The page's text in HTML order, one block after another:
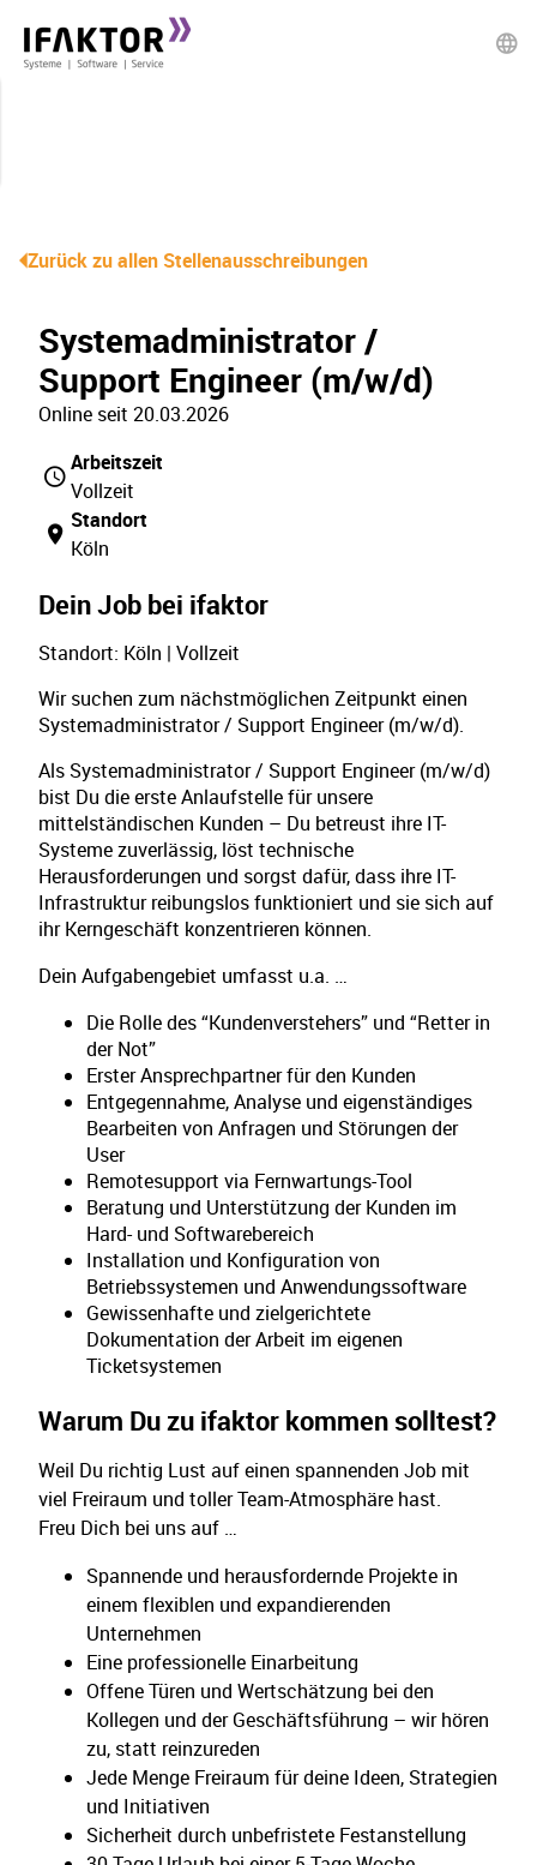
Zurück zu allen Stellenausschreibungen
Systemadministrator /
Support Engineer (m/w/d)
Online seit 20.03.2026
Arbeitszeit
Vollzeit
Standort
Köln
Dein Job bei ifaktor
Standort: Köln | Vollzeit
Wir suchen zum nächstmöglichen Zeitpunkt einen
Systemadministrator / Support Engineer (m/w/d).
Als Systemadministrator / Support Engineer (m/w/d)
bist Du die erste Anlaufstelle für unsere
mittelständischen Kunden – Du betreust ihre IT-
Systeme zuverlässig, löst technische
Herausforderungen und sorgst dafür, dass ihre IT-
Infrastruktur reibungslos funktioniert und sie sich auf
ihr Kerngeschäft konzentrieren können.
Dein Aufgabengebiet umfasst u.a. …
Die Rolle des “Kundenverstehers” und “Retter in
der Not”
Erster Ansprechpartner für den Kunden
Entgegennahme, Analyse und eigenständiges
Bearbeiten von Anfragen und Störungen der
User
Remotesupport via Fernwartungs-Tool
Beratung und Unterstützung der Kunden im
Hard- und Softwarebereich
Installation und Konfiguration von
Betriebssystemen und Anwendungssoftware
Gewissenhafte und zielgerichtete
Dokumentation der Arbeit im eigenen
Ticketsystemen
Warum Du zu ifaktor kommen solltest?
Weil Du richtig Lust auf einen spannenden Job mit
viel Freiraum und toller Team-Atmosphäre hast.
Freu Dich bei uns auf …
Spannende und herausfordernde Projekte in
einem flexiblen und expandierenden
Unternehmen
Eine professionelle Einarbeitung
Offene Türen und Wertschätzung bei den
Kollegen und der Geschäftsführung – wir hören
zu, statt reinzureden
Jede Menge Freiraum für deine Ideen, Strategien
und Initiativen
Sicherheit durch unbefristete Festanstellung